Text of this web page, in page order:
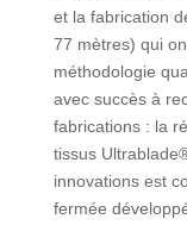
et la fabrication
77 mètres) qui
méthodologie
avec succès à
fabrications : la
tissus
innovations est
fermée